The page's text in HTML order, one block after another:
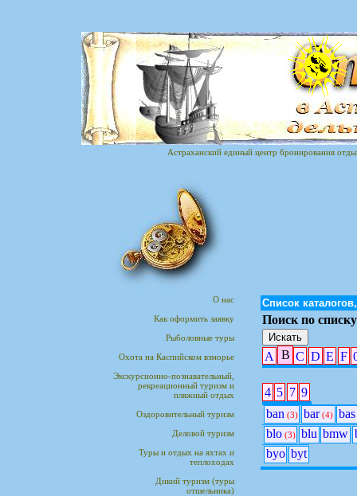
Астраханский единый центр бронирования
О нас
Как оформить заявку
Рыболовные туры
Охота на Каспийском взморье
Экскурсионно-познавательный,
рекреационный туризм и
пляжный отдых
Оздоровительный туризм
Деловой туризм
Туры и отдых на яхтах и
теплоходах
Дикий туризм (туры
отшельника)
Список
Поиск по
A B C D E F
4 5 7 9
ban (3) bar(4)
bas
blo(3) blu bmw
byo byt